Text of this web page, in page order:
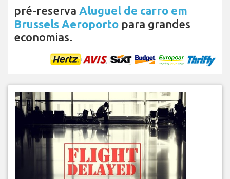
pré-reserva Aluguel de carro em
Brussels Aeroporto para grandes
economias.